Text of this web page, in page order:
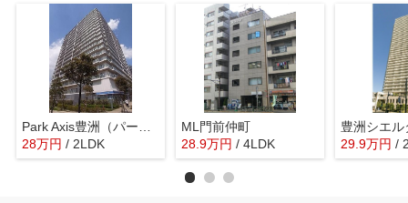
28万円 / 2LDK
ML門前仲町
28.9万円 / 4LDK
豊洲シエル
29.9万円 /